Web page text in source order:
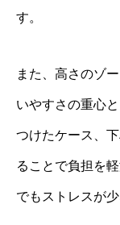
す。
また、高さのゾ
いやすさの重心
つけたケース、
ることで負担を
でもストレスが